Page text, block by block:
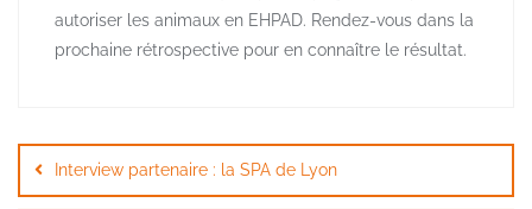
autoriser les animaux en EHPAD. Rendez-vous dans la
prochaine rétrospective pour en connaître le résultat.
de
l’article
Interview partenaire : la SPA de Lyon